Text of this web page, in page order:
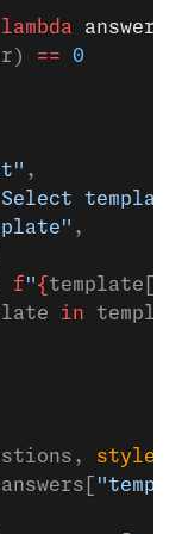
lambda answer
== 0
,
,
f"{ template[
in
style